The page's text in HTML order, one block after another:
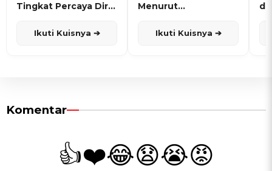
Tingkat Percaya Diri
Ikuti Kuisnya ➔
Menurut
Ikuti Kuisnya ➔
Komentar
👍❤️😂😧😭😡